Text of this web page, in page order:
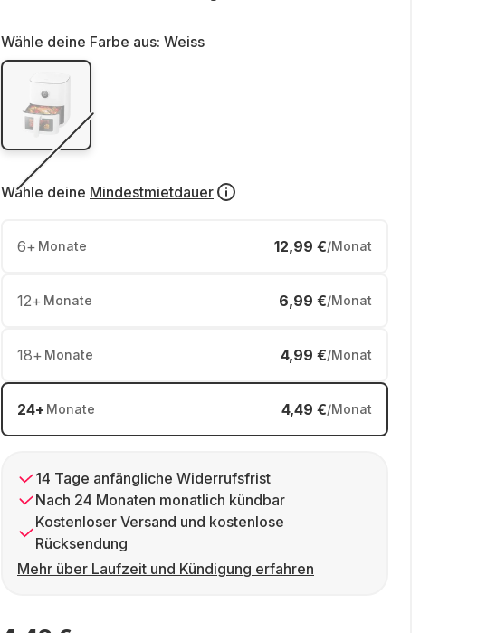
Wähle deine Farbe aus: Weiss
Wähle deine Mindestmietdauer
6+ Monate 12,99 €/Monat
12+ Monate 6,99 €/Monat
18+ Monate 4,99 €/Monat
24+ Monate 4,49 €/Monat
14 Tage anfängliche Widerrufsfrist
Nach 24 Monaten monatlich kündbar
Kostenloser Versand und kostenlose
Rücksendung
Mehr über Laufzeit und Kündigung erfahren